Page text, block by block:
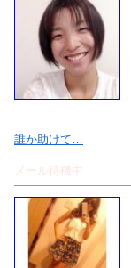
誰か助けて…
メール待機中